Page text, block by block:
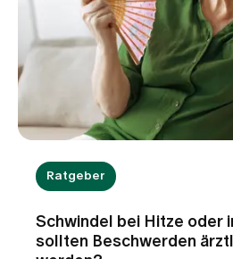
Ratgeber
Schwindel bei Hitze oder
sollten Beschwerden